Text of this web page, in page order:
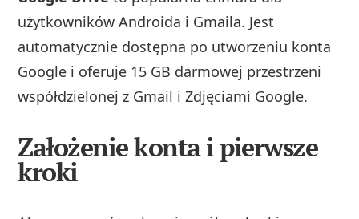
użytkowników Androida i Gmaila. Jest
automatycznie dostępna po utworzeniu konta
Google i oferuje 15 GB darmowej przestrzeni
współdzielonej z Gmail i Zdjęciami Google.
Założenie konta i pierwsze
kroki